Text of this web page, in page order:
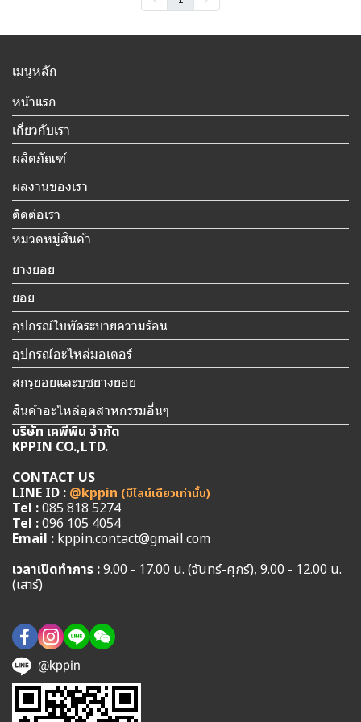
เมนูหลัก
หน้าแรก
เกี่ยวกับเรา
ผลิตภัณฑ์
ผลงานของเรา
ติดต่อเรา
หมวดหมู่สินค้า
ยางยอย
ยอย
อุปกรณ์ใบพัดระบายความร้อน
อุปกรณ์อะไหล่มอเตอร์
สกรูยอยและบุชยางยอย
สินค้าอะไหล่อุตสาหกรรมอื่นๆ
บริษัท เคพีพิน จำกัด
KPPIN CO.,LTD.
CONTACT US
LINE ID : @kppin (มีไลน์เดียวเท่านั้น)
Tel :085 818 5274
Tel :096 105 4054
Email : kppin.contact@gmail.com
เวลาเปิดทำการ :9.00 - 17.00 น. (จันทร์-ศุกร์), 9.00 - 12.00 น.
(เสาร์)
@kppin